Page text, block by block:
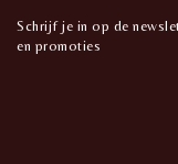
here
Schrijf je in op de
en promoties